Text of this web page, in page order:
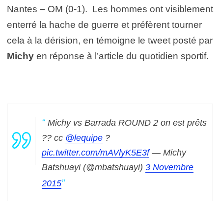
Nantes – OM (0-1). Les hommes ont visiblement
enterré la hache de guerre et préfèrent tourner
cela à la dérision, en témoigne le tweet posté par
Michy en réponse à l’article du quotidien sportif.
Michy vs Barrada ROUND 2 on est prêts
?? cc @lequipe ?
pic.twitter.com/mAVlyK5E3f — Michy
Batshuayi (@mbatshuayi) 3 Novembre
2015